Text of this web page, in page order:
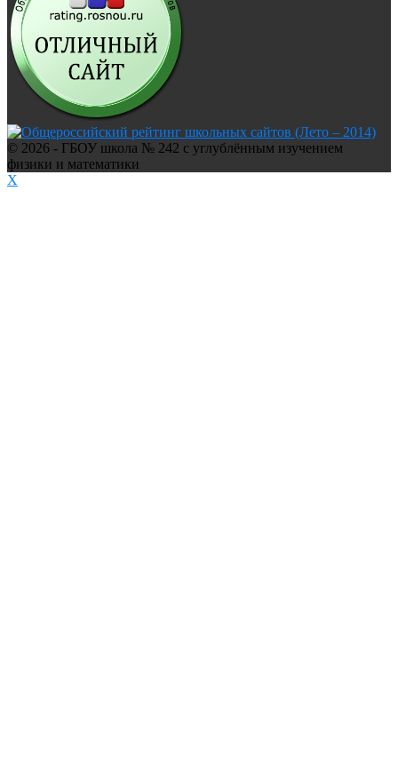
© 2026 - ГБОУ школа № 242 с углублённым изучением
физики и математики
X